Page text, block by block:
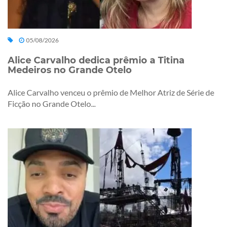
05/08/2026
Alice Carvalho dedica prêmio a Titina
Medeiros no Grande Otelo
Alice Carvalho venceu o prêmio de Melhor Atriz de Série de
Ficção no Grande Otelo...